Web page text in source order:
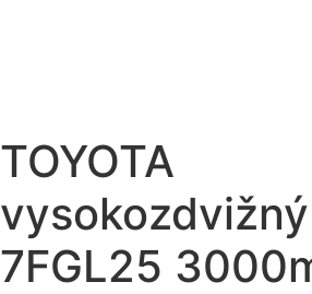
TOYOTA
7FGL25